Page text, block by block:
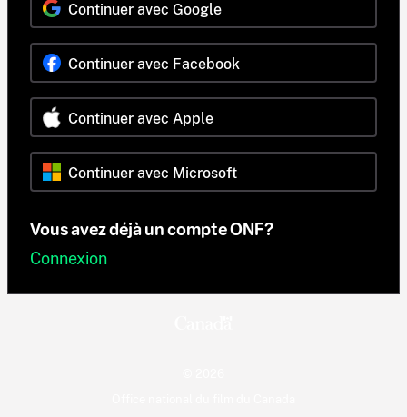
Continuer avec Google
Continuer avec Facebook
Continuer avec Apple
Continuer avec Microsoft
Vous avez déjà un compte ONF?
Connexion